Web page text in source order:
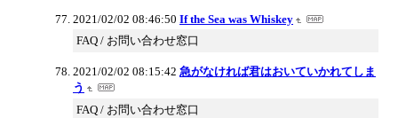
2021/02/02 08:46:50 If the Sea was Whiskey
FAQ / お問い合わせ窓口
2021/02/02 08:15:42 急がなければ君はおいていかれてしま
う
FAQ / お問い合わせ窓口